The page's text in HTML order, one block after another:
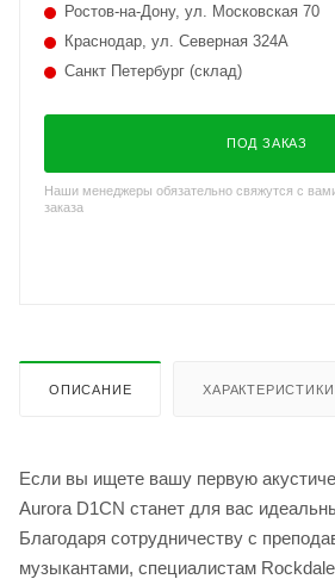
Краснодар, ул. Северная 324А
Ростов-на-Дону, ул. Московская 70
Санкт Петербург (склад)
ПОД ЗАКАЗ
Наши менеджеры обязательно свяжутся с
заказа
ОПИСАНИЕ ХАРАКТЕРИСТИКИ
Если вы ищете вашу первую
Aurora D1CN станет для вас
Благодаря сотрудничеству с
музыкантами, специалистам